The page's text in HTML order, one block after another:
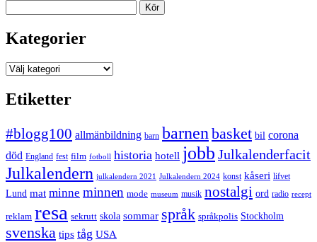
Kategorier
Kategorier
Etiketter
#blogg100 allmänbildning barn barnen basket bil corona
död England fest film fotboll historia hotell jobb Julkalenderfacit
Julkalendern julkalendern 2021 Julkalendern 2024 konst kåseri lifvet
Lund mat minne minnen mode museum musik nostalgi ord radio recept
reklam resa sekrutt skola sommar språk språkpolis Stockholm
svenska tips tåg USA